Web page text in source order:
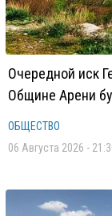
Очередной иск
Общине Арени
ОБЩЕСТВО
06 Августа 2026 -